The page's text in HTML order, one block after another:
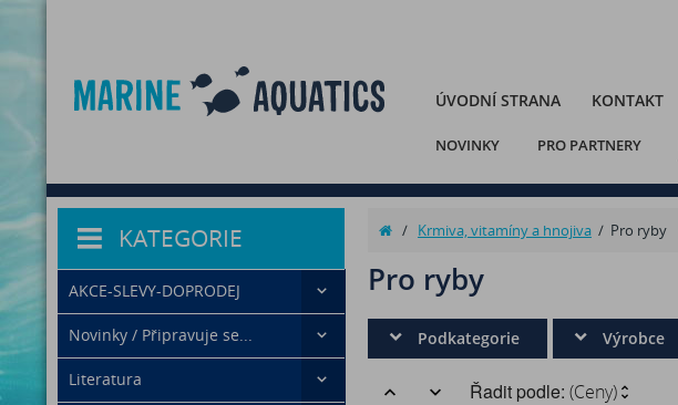
ÚVODNÍ STRANA KONTAKT
NOVINKY PRO PARTNERY
KATEGORIE
AKCE-SLEVY-DOPRODEJ
Novinky / Připravuje se...
Literatura
/ Krmiva, vitamíny a hnojiva/ Pro ryby
Pro ryby
Podkategorie Výrobce
Řadit podle: (Ceny)